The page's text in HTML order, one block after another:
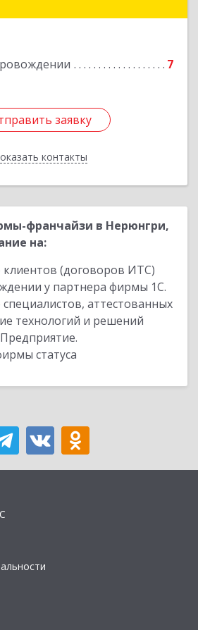
7
заявку
контакты
Подробнее
заявку
Назад
франчайзи в Нерюнгри,
на:
клиентов (договоров ИТС)
у партнера фирмы 1С.
аттестованных
технологий и решений
статуса